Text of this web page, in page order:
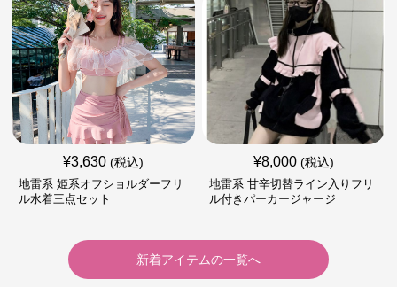
¥3,630 (税込)
地雷系 姫系オフショルダーフリ
ル水着三点セット
¥8,000 (税込)
地雷系 甘辛切替ライン入りフリ
ル付きパーカージャージ
新着アイテムの一覧へ